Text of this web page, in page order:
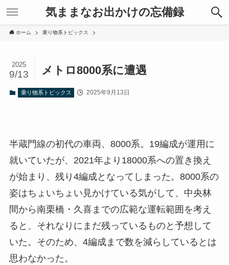
気ままなお出かけの忘備録
ホーム 乗り物系トピックス
メトロ8000系に遭遇
2025
9/13
乗り物系トピックス 2025年9月13日
半蔵門線の初代の車両、8000系。19編成が運用に
就いていたが、2021年より18000系への置き換え
が始まり、残り4編成となってしまった。8000系の
姿はちょいちょい見かけている気がして、中央林
間から南栗橋・久喜までの広範な運転範囲を考え
ると、それなりにまだ残っているものと予想して
いた。そのため、4編成まで数を減らしているとは
思わなかった。